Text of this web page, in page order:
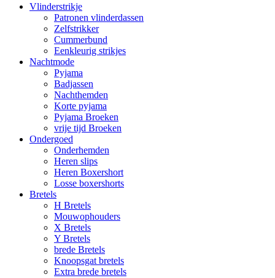
Vlinderstrikje
Patronen vlinderdassen
Zelfstrikker
Cummerbund
Eenkleurig strikjes
Nachtmode
Pyjama
Badjassen
Nachthemden
Korte pyjama
Pyjama Broeken
vrije tijd Broeken
Ondergoed
Onderhemden
Heren slips
Heren Boxershort
Losse boxershorts
Bretels
H Bretels
Mouwophouders
X Bretels
Y Bretels
brede Bretels
Knoopsgat bretels
Extra brede bretels